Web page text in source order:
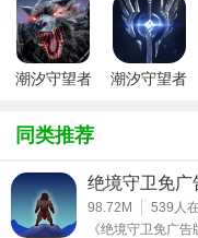
【潮汐守望者手游国
遗迹和未知生物。
2. 社交互动：支持多
对抗强大敌人。
潮汐守望者
潮汐守望者
同类推荐
绝境守卫免广
98.72M 539 人
《绝境守卫免广